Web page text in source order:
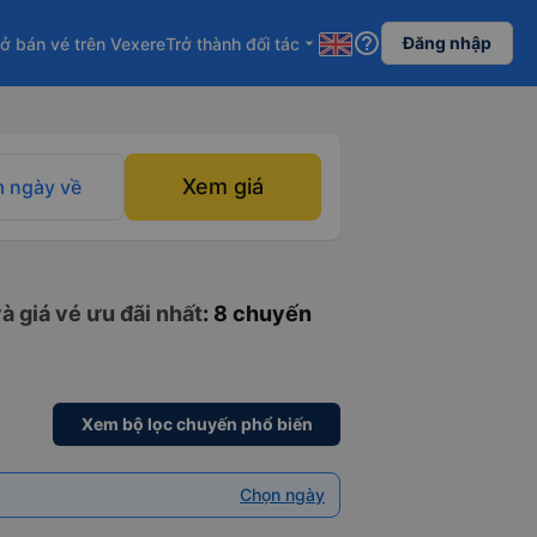
bán vé trên VexereTrở thành đối tác arrow_drop_down help_outline Đăng nhập
ngày về Xem giá
giá vé ưu đãi nhất: 8 chuyến
Xem bộ lọc chuyến phổ biến
Chọn ngày